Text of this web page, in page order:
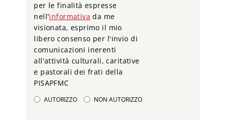
per le finalità espresse
nell'informativa da me
visionata, esprimo il mio
libero consenso per l'invio di
comunicazioni inerenti
all'attività culturali, caritative
e pastorali dei frati della
PISAPFMC
AUTORIZZO NON AUTORIZZO